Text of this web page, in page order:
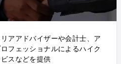
アアドバイザーや会計士、ア
フェッショナルによるハイク
スなどを提供